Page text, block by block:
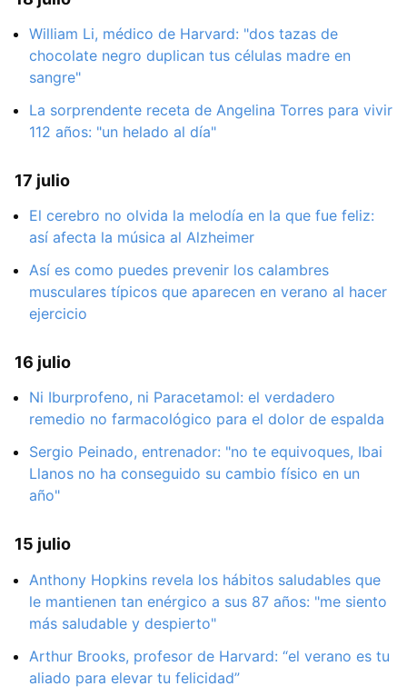
William Li, médico de Harvard: "dos tazas de
chocolate negro duplican tus células madre en
sangre"
La sorprendente receta de Angelina Torres para vivir
112 años: "un helado al día"
17 julio
El cerebro no olvida la melodía en la que fue feliz:
así afecta la música al Alzheimer
Así es como puedes prevenir los calambres
musculares típicos que aparecen en verano al hacer
ejercicio
16 julio
Ni Iburprofeno, ni Paracetamol: el verdadero
remedio no farmacológico para el dolor de espalda
Sergio Peinado, entrenador: "no te equivoques, Ibai
Llanos no ha conseguido su cambio físico en un
año"
15 julio
Anthony Hopkins revela los hábitos saludables que
le mantienen tan enérgico a sus 87 años: "me siento
más saludable y despierto"
Arthur Brooks, profesor de Harvard: “el verano es tu
aliado para elevar tu felicidad”